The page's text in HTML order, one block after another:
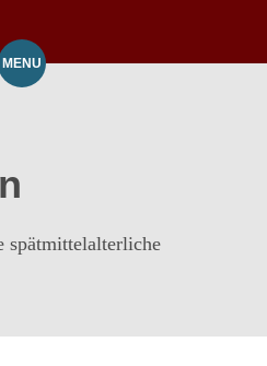
MENU
spätmittelalterliche